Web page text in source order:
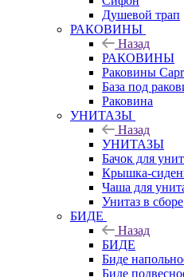
Душевой трап
РАКОВИНЫ
Назад
РАКОВИНЫ
Раковины
База под
Раковина
УНИТАЗЫ
Назад
УНИТАЗЫ
Бачок для
Крышка-
Чаша для
Унитаз в сборе
БИДЕ
Назад
БИДЕ
Биде
Биде